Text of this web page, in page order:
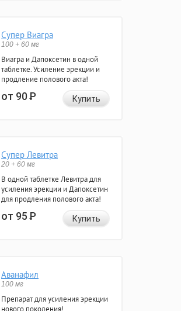
Супер Виагра
100 + 60 мг
Виагра и Дапоксетин в одной
таблетке. Усиление эрекции и
продление полового акта!
от 90Р Купить
Супер Левитра
20 + 60 мг
В одной таблетке Левитра для
усиления эрекции и Дапоксетин
для продления полового акта!
от 95Р Купить
Аванафил
100 мг
Препарат для усиления эрекции